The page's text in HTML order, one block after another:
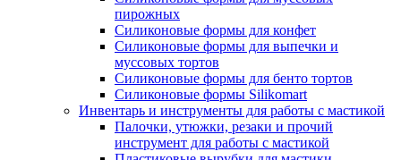
пирожных
Силиконовые формы для конфет
Силиконовые формы для выпечки и
муссовых тортов
Силиконовые формы для бенто тортов
Силиконовые формы Silikomart
Инвентарь и инструменты для работы с мастикой
Палочки, утюжки, резаки и прочий
инструмент для работы с мастикой